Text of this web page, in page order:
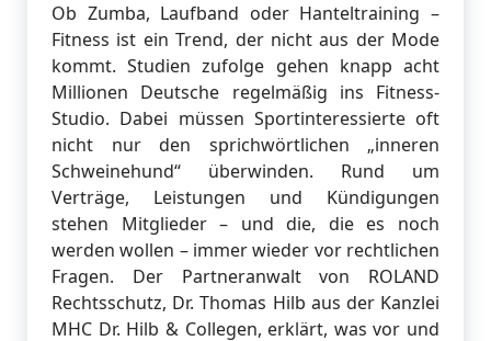
Ob Zumba, Laufband oder Hanteltraining –
Fitness ist ein Trend, der nicht aus der Mode
kommt. Studien zufolge gehen knapp acht
Millionen Deutsche regelmäßig ins Fitness-
Studio. Dabei müssen Sportinteressierte oft
nicht nur den sprichwörtlichen „inneren
Schweinehund“ überwinden. Rund um
Verträge, Leistungen und Kündigungen
stehen Mitglieder – und die, die es noch
werden wollen – immer wieder vor rechtlichen
Fragen. Der Partneranwalt von ROLAND
Rechtsschutz, Dr. Thomas Hilb aus der Kanzlei
MHC Dr. Hilb & Collegen, erklärt, was vor und